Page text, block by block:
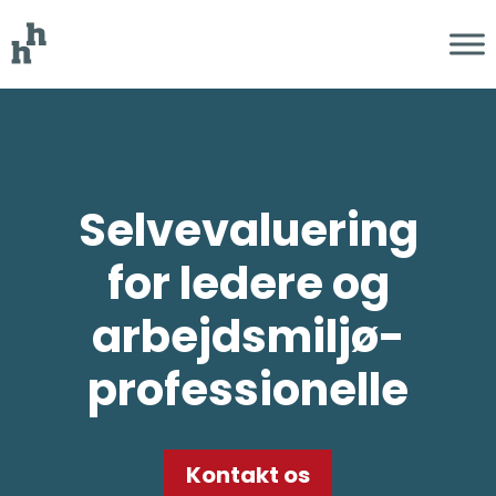
Selvevaluering
for ledere og
arbejdsmiljø­
professionelle
Kontakt os